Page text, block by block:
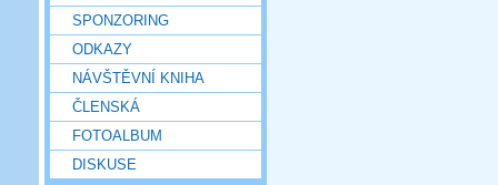
SPONZORING
ODKAZY
NÁVŠTĚVNÍ KNIHA
ČLENSKÁ
FOTOALBUM
DISKUSE